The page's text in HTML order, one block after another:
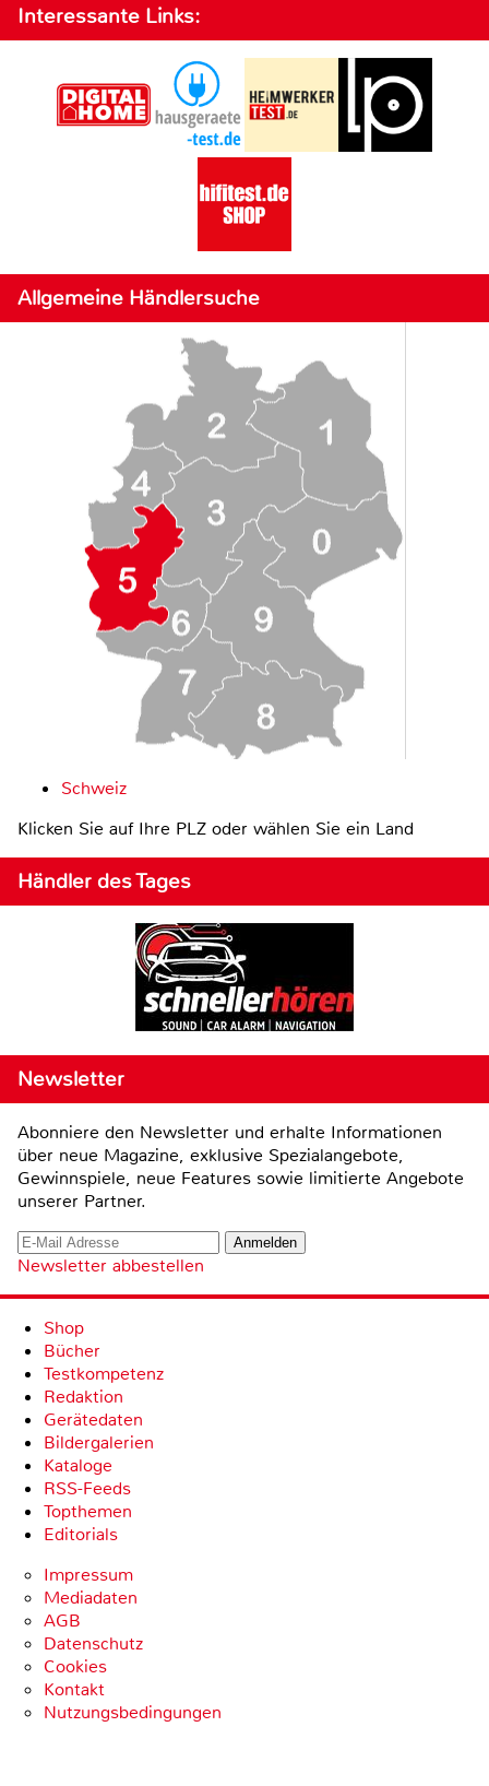
Interessante Links:
Allgemeine Händlersuche
Schweiz
Klicken Sie auf Ihre PLZ oder wählen Sie ein Land
Händler des Tages
Newsletter
Abonniere den Newsletter und erhalte Informationen
über neue Magazine, exklusive Spezialangebote,
Gewinnspiele, neue Features sowie limitierte Angebote
unserer Partner.
Newsletter abbestellen
Shop
Bücher
Testkompetenz
Redaktion
Gerätedaten
Bildergalerien
Kataloge
RSS-Feeds
Topthemen
Editorials
Impressum
Mediadaten
AGB
Datenschutz
Cookies
Kontakt
Nutzungsbedingungen